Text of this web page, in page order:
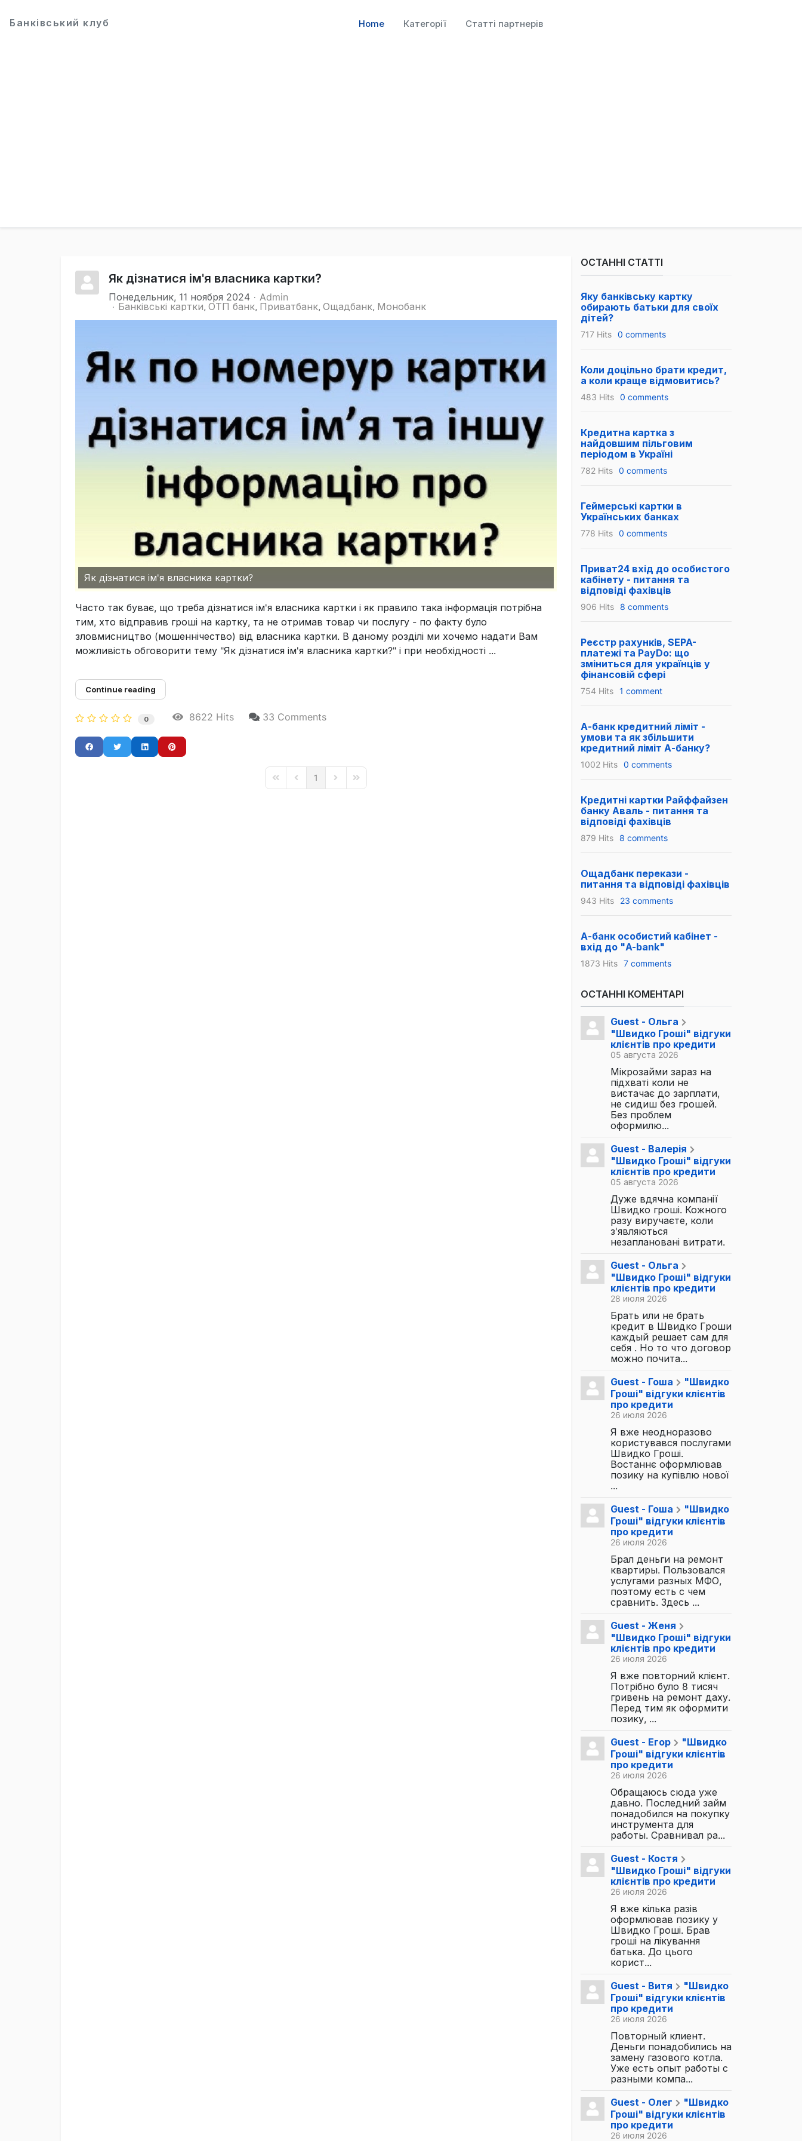
Банківський клуб Home Категорії Статті партнерів
Як дізнатися ім'я власника картки?
Понедельник, 11 ноября 2024
Admin
Банківські картки ОТП банк Приватбанк Ощадбанк Монобанк
Як дізнатися ім'я власника картки?
Часто так буває, що треба дізнатися ім'я власника картки і як правило така інформація потрібна
тим, хто відправив гроші на картку, та не отримав товар чи послугу - по факту було
зловмисництво (мошеннічество) від власника картки. В даному розділі ми хочемо надати Вам
можливість обговорити тему "Як дізнатися ім'я власника картки?" і при необхідності ...
Continue reading
0 8622 Hits 33 Comments
First PagePrevious Page
1 Next PageLast Page
ОСТАННІ СТАТТІ
Яку банківську картку
обирають батьки для своїх
дітей?
717 Hits 0 comments
Коли доцільно брати кредит,
а коли краще відмовитись?
483 Hits 0 comments
Кредитна картка з
найдовшим пільговим
періодом в Україні
782 Hits 0 comments
Геймерські картки в
Українських банках
778 Hits 0 comments
Приват24 вхід до особистого
кабінету - питання та
відповіді фахівців
906 Hits 8 comments
Реєстр рахунків, SEPA-
платежі та PayDo: що
зміниться для українців у
фінансовій сфері
754 Hits 1 comment
А-банк кредитний ліміт -
умови та як збільшити
кредитний ліміт А-банку?
1002 Hits 0 comments
Кредитні картки Райффайзен
банку Аваль - питання та
відповіді фахівців
879 Hits 8 comments
Ощадбанк перекази -
питання та відповіді фахівців
943 Hits 23 comments
А-банк особистий кабінет -
вхід до "A-bank"
1873 Hits 7 comments
ОСТАННІ КОМЕНТАРІ
Guest - Ольга
"Швидко Гроші" відгуки
клієнтів про кредити
05 августа 2026
Мікрозайми зараз на
підхваті коли не
вистачає до зарплати,
не сидиш без грошей.
Без проблем
оформилю...
Guest - Валерія
"Швидко Гроші" відгуки
клієнтів про кредити
05 августа 2026
Дуже вдячна компанії
Швидко гроші. Кожного
разу виручаєте, коли
з'являються
незаплановані витрати.
Guest - Ольга
"Швидко Гроші" відгуки
клієнтів про кредити
28 июля 2026
Брать или не брать
кредит в Швидко Гроши
каждый решает сам для
себя . Но то что договор
можно почита...
Guest - Гоша
"Швидко
Гроші" відгуки клієнтів
про кредити
26 июля 2026
Я вже неодноразово
користувався послугами
Швидко Гроші.
Востаннє оформлював
позику на купівлю нової
...
Guest - Гоша
"Швидко
Гроші" відгуки клієнтів
про кредити
26 июля 2026
Брал деньги на ремонт
квартиры. Пользовался
услугами разных МФО,
поэтому есть с чем
сравнить. Здесь ...
Guest - Женя
"Швидко Гроші" відгуки
клієнтів про кредити
26 июля 2026
Я вже повторний клієнт.
Потрібно було 8 тисяч
гривень на ремонт даху.
Перед тим як оформити
позику, ...
Guest - Егор
"Швидко
Гроші" відгуки клієнтів
про кредити
26 июля 2026
Обращаюсь сюда уже
давно. Последний займ
понадобился на покупку
инструмента для
работы. Сравнивал ра...
Guest - Костя
"Швидко Гроші" відгуки
клієнтів про кредити
26 июля 2026
Я вже кілька разів
оформлював позику у
Швидко Гроші. Брав
гроші на лікування
батька. До цього
корист...
Guest - Витя
"Швидко
Гроші" відгуки клієнтів
про кредити
26 июля 2026
Повторный клиент.
Деньги понадобились на
замену газового котла.
Уже есть опыт работы с
разными компа...
Guest - Олег
"Швидко
Гроші" відгуки клієнтів
про кредити
26 июля 2026